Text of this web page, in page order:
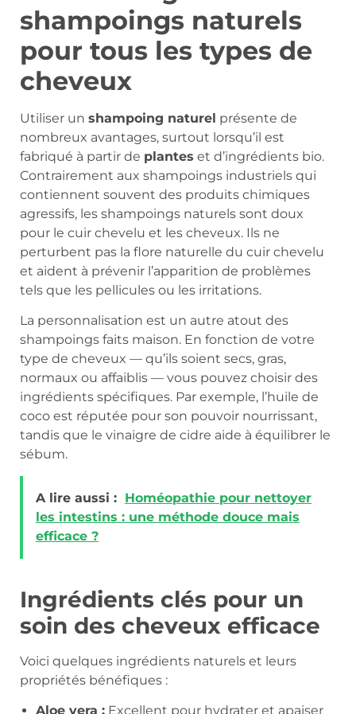
shampoings naturels
pour tous les types de
cheveux
Utiliser un shampoing naturel présente de
nombreux avantages, surtout lorsqu’il est
fabriqué à partir de plantes et d’ingrédients bio.
Contrairement aux shampoings industriels qui
contiennent souvent des produits chimiques
agressifs, les shampoings naturels sont doux
pour le cuir chevelu et les cheveux. Ils ne
perturbent pas la flore naturelle du cuir chevelu
et aident à prévenir l’apparition de problèmes
tels que les pellicules ou les irritations.
La personnalisation est un autre atout des
shampoings faits maison. En fonction de votre
type de cheveux — qu’ils soient secs, gras,
normaux ou affaiblis — vous pouvez choisir des
ingrédients spécifiques. Par exemple, l’huile de
coco est réputée pour son pouvoir nourrissant,
tandis que le vinaigre de cidre aide à équilibrer le
sébum.
A lire aussi : Homéopathie pour nettoyer
les intestins : une méthode douce mais
efficace ?
Ingrédients clés pour un
soin des cheveux efficace
Voici quelques ingrédients naturels et leurs
propriétés bénéfiques :
Aloe vera : Excellent pour hydrater et apaiser